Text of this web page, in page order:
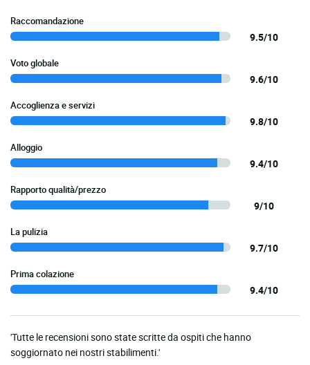
Raccomandazione
9.5/10
Voto globale
9.6/10
Accoglienza e servizi
9.8/10
Alloggio
9.4/10
Rapporto qualità/prezzo
9/10
La pulizia
9.7/10
Prima colazione
9.4/10
'Tutte le recensioni sono state scritte da ospiti che hanno
soggiornato nei nostri stabilimenti.'